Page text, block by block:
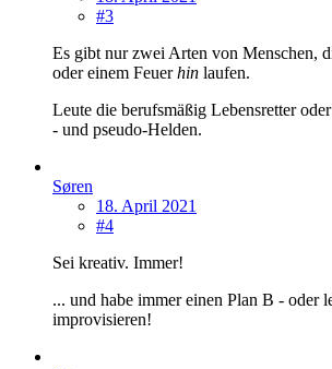
#3
Es gibt nur zwei Arten von Menschen,
oder einem Feuerhin laufen.
Leute die berufsmäßig Lebensretter
- und pseudo-Helden.
Søren
18. April 2021
#4
Sei kreativ. Immer!
... und habe immer einen Plan B - oder
improvisieren!